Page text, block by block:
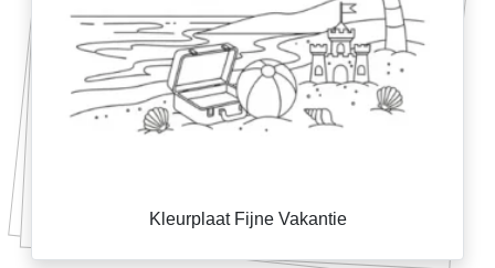
Kleurplaat Fijne Vakantie